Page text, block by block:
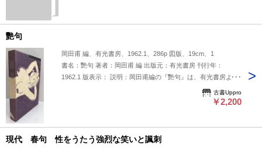
艷句
岡田甫 編、有光書房、1962.1、286p 図版、19cm、1
書名：艷句 著者：岡田甫 編 出版元：有光書房 刊行年：
1962.1 版表示： 説明：岡田甫編の『艷句』は、有光書房より
1962年1月に刊行された作品集で、艶やかで魅力的な句を編纂
している。日本の伝統的な和歌や俳句の中で情感豊かな表現を
古書Uppro
￥2,200
現代 春句 性をうたう強烈な笑いと諷刺